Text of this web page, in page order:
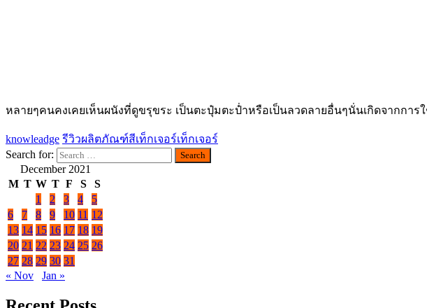
หลายๆคนคงเคยเห็นผนังที่ดูขรุขระ เป็นตะปุ๋มตะป่ำหรือเป็นลวดลายอื่นๆนั่นเกิดจากการ
knowleadge รีวิวผลิตภัณฑ์สีเท็กเจอร์เท็กเจอร์
Search for:
December 2021
M T W T F S
S
1
2 3 4
5
6
7 8 9 10 11 12
13 14 15 16 17 18 19
20 21 22 23 24 25 26
27 28 29 30 31
« Nov
Jan »